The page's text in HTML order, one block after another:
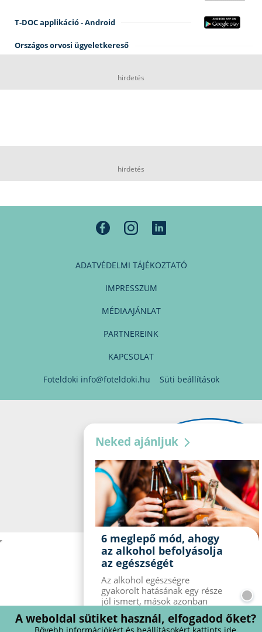
T-DOC applikáció - Android
Országos orvosi ügyeletkereső
hirdetés
hirdetés
ADATVÉDELMI TÁJÉKOZTATÓ
IMPRESSZUM
MÉDIAAJÁNLAT
PARTNEREINK
KAPCSOLAT
Foteldoki info@foteldoki.hu Süti beállítások
Neked ajánljuk
6 meglepő mód, ahogy
az alkohol befolyásolja
az egészségét
Az alkohol egészségre
gyakorolt ​​hatásának egy része
jól ismert, mások azonban
meglepők lehetnek. Van hat
kevésbé ismert hatás, amelyet
A weboldal sütiket használ, elfogadod őket?